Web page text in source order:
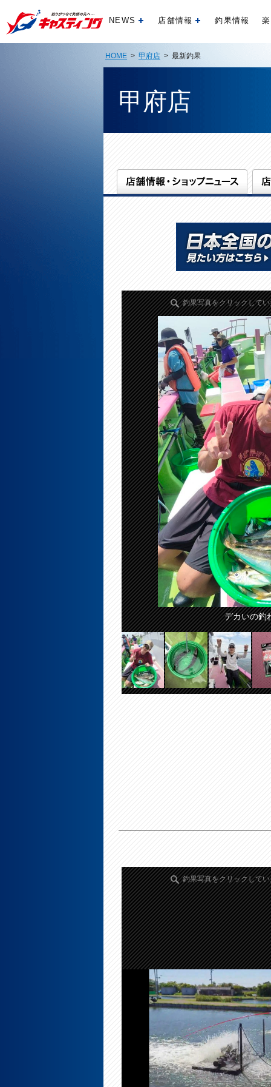
NEWS 開く店舗情報 開く釣果情報
HOME > 甲府店 > 最新釣果
甲府店
釣果写真をクリックして
デカいの釣
釣果写真をクリックして